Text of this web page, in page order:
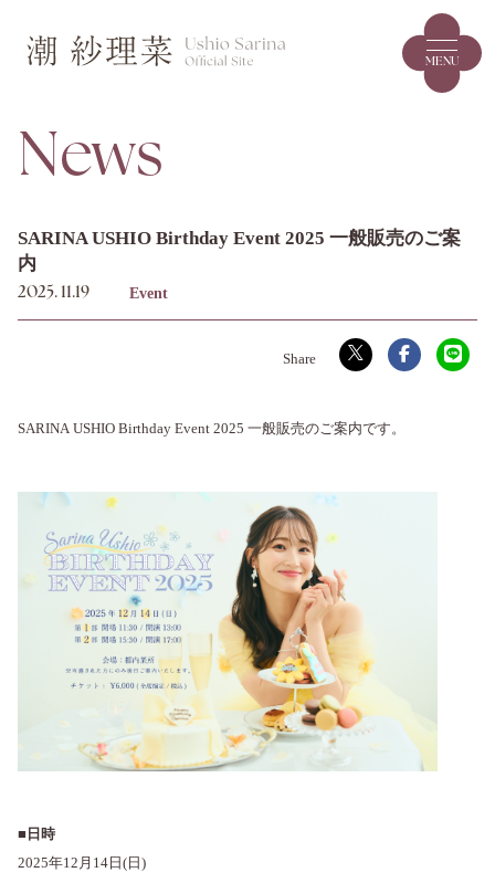
MENU
News
SARINA USHIO Birthday Event 2025 一般販売のご案
内
2025. 11.19 Event
SARINA USHIO Birthday Event 2025 一般販売のご案内です。
■日時
2025年12月14日(日)